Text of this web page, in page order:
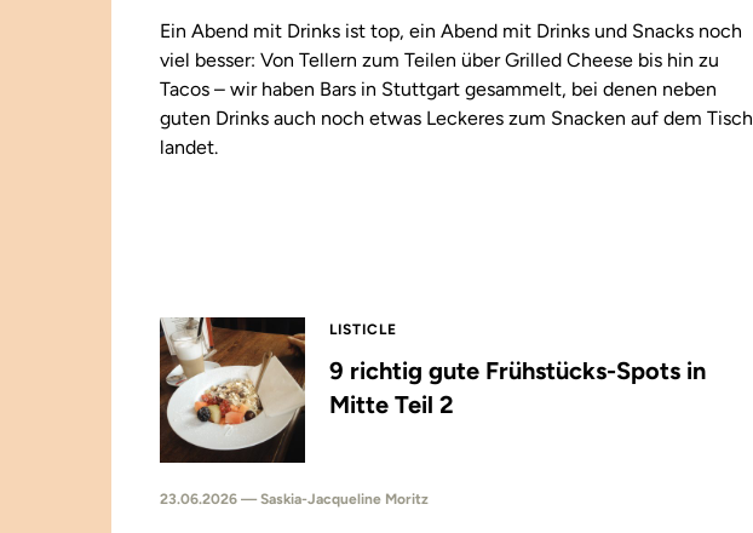
Ein Abend mit Drinks ist top, ein Abend mit Drinks und Snacks noch
viel besser: Von Tellern zum Teilen über Grilled Cheese bis hin zu
Tacos – wir haben Bars in Stuttgart gesammelt, bei denen neben
guten Drinks auch noch etwas Leckeres zum Snacken auf dem Tisch
landet.
LISTICLE
9 richtig gute Frühstücks-Spots in
Mitte Teil 2
23.06.2026 — Saskia-Jacqueline Moritz